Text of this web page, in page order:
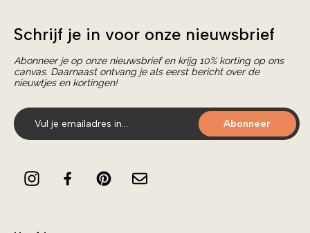
Schrijf je in voor onze nieuwsbrief
Abonneer je op onze nieuwsbrief en krijg 10% korting op ons
canvas. Daarnaast ontvang je als eerst bericht over de
nieuwtjes en kortingen!
Abonneer